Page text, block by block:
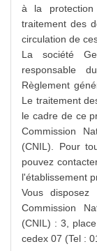
à la
traitement des
circulation de
La société
responsable
Règlement
Le traitement
le cadre de ce
Commission
(CNIL). Pour
pouvez
l'établissement
Vous
Commission
(CNIL) : 3,
cedex 07 (Tel :